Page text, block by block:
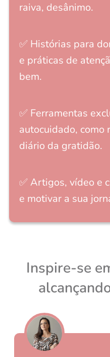
raiva, desânimo.
✅ Histórias para
e práticas de
bem.
✅ Ferramentas
autocuidado, como
diário da gratidão.
✅ Artigos, vídeo e
e motivar a sua
Inspire-se